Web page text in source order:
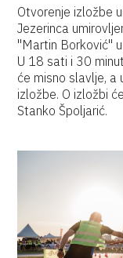
Otvorenje izložbe
Jezerinca
"Martin Borković"
U 18 sati i 30
će misno slavlje,
izložbe. O izložbi
Stanko Špoljarić.